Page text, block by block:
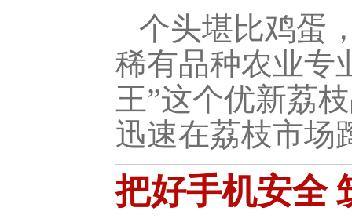
个头堪比鸡蛋
稀有品种农业专
王”这个优新荔
迅速在荔枝市场
把好手机安全